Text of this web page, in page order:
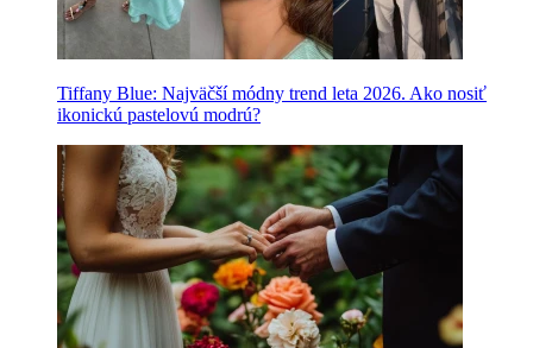
Tiffany Blue: Najväčší módny trend leta 2026. Ako nosiť
ikonickú pastelovú modrú?